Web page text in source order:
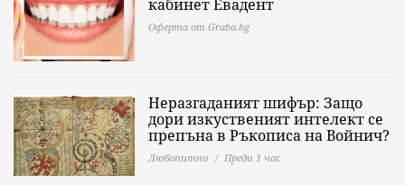
Оферта от Grabo.bg
дори изкуственият интелект се
препъна в Ръкописа на Войнич?
Любопитно Преди 1 час